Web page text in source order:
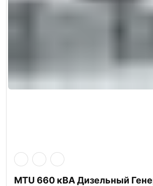
MTU 660 кВА Дизельный